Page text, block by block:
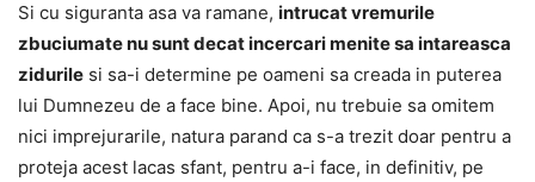
Si cu siguranta asa va ramane, intrucat vremurile
zbuciumate nu sunt decat incercari menite sa intareasca
zidurile si sa-i determine pe oameni sa creada in puterea
lui Dumnezeu de a face bine. Apoi, nu trebuie sa omitem
nici imprejurarile, natura parand ca s-a trezit doar pentru a
proteja acest lacas sfant, pentru a-i face, in definitiv, pe